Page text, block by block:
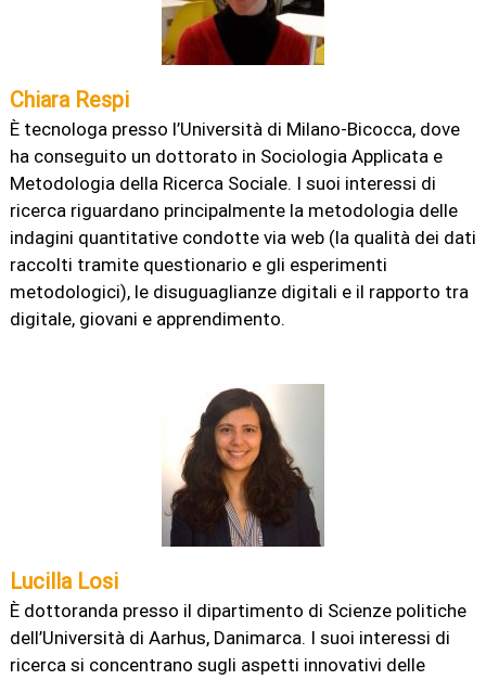
Chiara Respi
È tecnologa presso l’Università di Milano-Bicocca, dove
ha conseguito un dottorato in Sociologia Applicata e
Metodologia della Ricerca Sociale. I suoi interessi di
ricerca riguardano principalmente la metodologia delle
indagini quantitative condotte via web (la qualità dei dati
raccolti tramite questionario e gli esperimenti
metodologici), le disuguaglianze digitali e il rapporto tra
digitale, giovani e apprendimento.
Lucilla Losi
È dottoranda presso il dipartimento di Scienze politiche
dell’Università di Aarhus, Danimarca. I suoi interessi di
ricerca si concentrano sugli aspetti innovativi delle